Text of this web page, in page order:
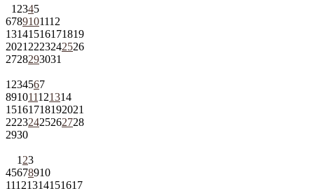
1 2345
6789101112
13141516171819
2021 2223242526
2728293031
1 234567
891011121314
15161718192021
22232425262728
2930
1 23
45678910
11121314151617